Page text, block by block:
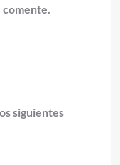
comente.
siguientes